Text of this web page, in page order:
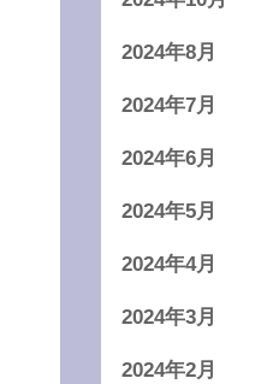
2024年8月
2024年7月
2024年6月
2024年5月
2024年4月
2024年3月
2024年2月